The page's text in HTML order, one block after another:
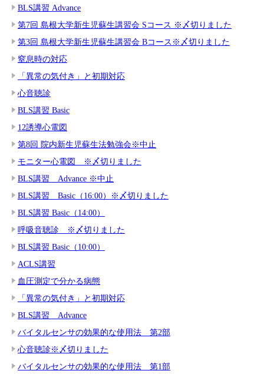
BLS講習 Advance
第7回 島根大学新生児蘇生講習会 Sコース ※〆切りました
第3回 島根大学新生児蘇生講習会 Bコース※〆切りました
窒息時の対応
「異常の気付き」と初期対応
心音聴診
BLS講習 Basic
12誘導心電図
第8回 院内新生児蘇生法勉強会※中止
モニター心電図 ※〆切りました
BLS講習 Advance ※中止
BLS講習 Basic（16:00）※〆切りました
BLS講習 Basic（14:00）
呼吸音聴診 ※〆切りました
BLS講習 Basic（10:00）
ACLS講習
血圧測定で分かる病態
「異常の気付き」と初期対応
BLS講習 Advance
バイタルセンサの効果的な使用法 第2部
心音聴診※〆切りました
バイタルセンサの効果的な使用法 第1部